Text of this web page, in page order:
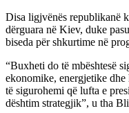
Disa ligjvënës republikanë
dërguara në Kiev, duke
biseda për shkurtime në
“Buxheti do të mbështesë
ekonomike, energjetike
të sigurohemi që lufta e
dështim strategjik”, u tha